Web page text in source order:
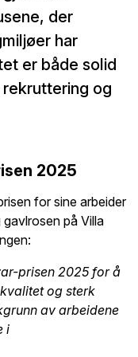
der
har
er både solid
og
2025
for sine arbeider
på Villa
prisen 2025 for å
kvalitet og sterk
av arbeidene
i